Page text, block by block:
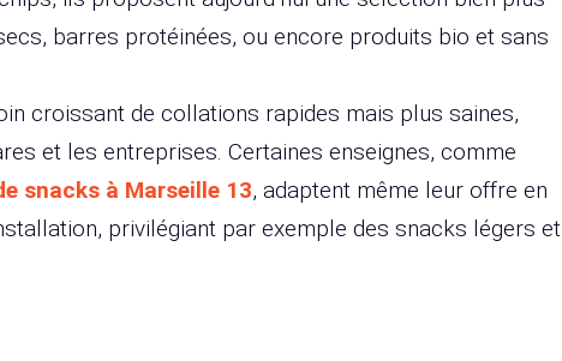
barres protéinées, ou encore produits bio et sans
croissant de collations rapides mais plus saines,
et les entreprises. Certaines enseignes, comme
snacks à Marseille 13, adaptent même leur offre en
privilégiant par exemple des snacks légers et